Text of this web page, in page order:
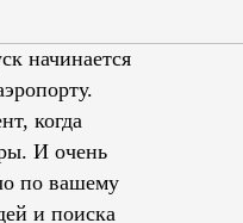
начинается
когда
И очень
по вашему
и поиска